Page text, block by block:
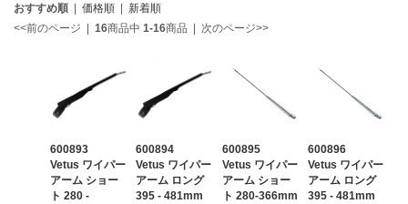
おすすめ順 | 価格順 | 新着順
<<前のページ | 16商品中 1-16商品 | 次のページ>>
600893
Vetus ワイパー
アーム ショー
ト 280 -
600894
Vetus ワイパー
アーム ロング
395 - 481mm
600895
Vetus ワイパー
アーム ショー
ト 280-366mm
600896
Vetus ワイパー
アーム ロング
395 - 481mm